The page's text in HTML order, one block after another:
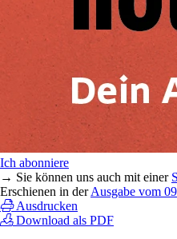
Ich abonniere
→ Sie können uns auch mit einer
Erschienen in derAusgabe vom
Ausdrucken
Download als PDF